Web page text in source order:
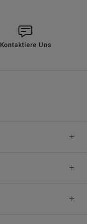
Kontaktiere Uns